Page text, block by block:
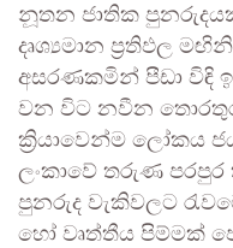
නූතන ජාතික
දෘශ්‍යමාන ප්‍රතිඵල
අසරණකමින් පීඩා විඳි
වන විට නවීන
ක්‍රියාවෙන්ම ලෝකය
ලංකාවේ තරුණ
පුනරුද වැකිවලට
හෝ වෘත්තීය පිම්මක්